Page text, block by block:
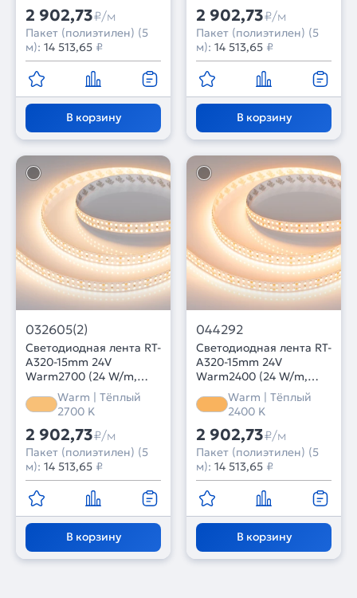
2 902,73₽/м
Пакет (полиэтилен) (5
м): 14 513,65 ₽
В корзину
2 902,73₽/м
Пакет (полиэтилен) (5
м): 14 513,65 ₽
В корзину
032605(2)
Светодиодная лента RT-
A320-15mm 24V
Warm2700 (24 W/m,
IP20, 2835, 5m) (Arlight,
высок.эфф.150 лм/Вт)
Warm | Тёплый
2700 K
2 902,73₽/м
Пакет (полиэтилен) (5
м): 14 513,65 ₽
В корзину
044292
Светодиодная лента RT-
A320-15mm 24V
Warm2400 (24 W/m,
IP20, 2835, 5m) (Arlight,
высок.эфф.150 лм/Вт)
Warm | Тёплый
2400 K
2 902,73₽/м
Пакет (полиэтилен) (5
м): 14 513,65 ₽
В корзину